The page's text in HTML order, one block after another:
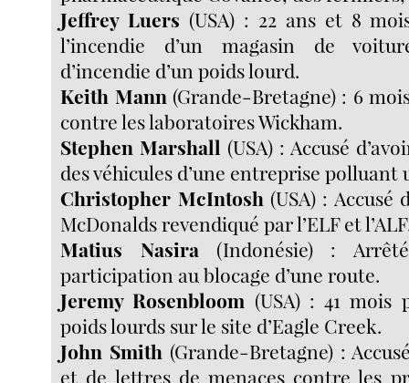
Jeffrey Luers (USA) : 22 ans et 8
l’incendie d’un magasin de
d’incendie d’un poids lourd.
Keith Mann (Grande-Bretagne) : 6
contre les laboratoires Wickham.
Stephen Marshall (USA) : Accusé
des véhicules d’une entreprise polluant
Christopher McIntosh (USA) : Accusé
McDonalds revendiqué par l’ELF et
Matius Nasira (Indonésie) :
participation au blocage d’une route.
Jeremy Rosenbloom (USA) : 41 mois
poids lourds sur le site d’Eagle Creek.
John Smith (Grande-Bretagne) :
et de lettres de menaces contre les